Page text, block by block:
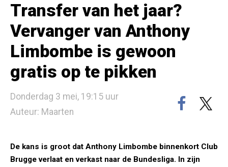
Transfer van het jaar?
Vervanger van Anthony
Limbombe is gewoon
gratis op te pikken
Donderdag 3 mei, 19:15 uur
Auteur: Maarten
De kans is groot dat Anthony Limbombe binnenkort Club
Brugge verlaat en verkast naar de Bundesliga. In zijn